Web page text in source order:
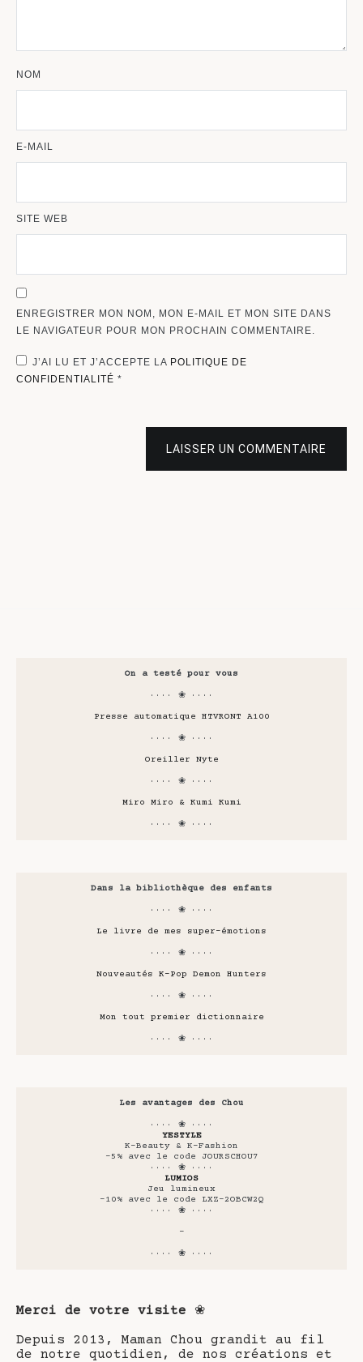
NOM
E-MAIL
SITE WEB
ENREGISTRER MON NOM, MON E-MAIL ET MON SITE DANS
LE NAVIGATEUR POUR MON PROCHAIN COMMENTAIRE.
J’AI LU ET J’ACCEPTE LA POLITIQUE DE
CONFIDENTIALITÉ *
LAISSER UN COMMENTAIRE
On a testé pour vous
···· ❀ ····
Presse automatique HTVRONT A100
···· ❀ ····
Oreiller Nyte
···· ❀ ····
Miro Miro & Kumi Kumi
···· ❀ ····
Dans la bibliothèque des enfants
···· ❀ ····
Le livre de mes super-émotions
···· ❀ ····
Nouveautés K-Pop Demon Hunters
···· ❀ ····
Mon tout premier dictionnaire
···· ❀ ····
Les avantages des Chou
···· ❀ ····
YESTYLE
K-Beauty & K-Fashion
-5% avec le code JOURSCHOU7
···· ❀ ····
LUMIOS
Jeu lumineux
-10% avec le code LXZ-2OBCW2Q
···· ❀ ····
-
···· ❀ ····
Merci de votre visite ❀
Depuis 2013, Maman Chou grandit au fil
de notre quotidien, de nos créations et